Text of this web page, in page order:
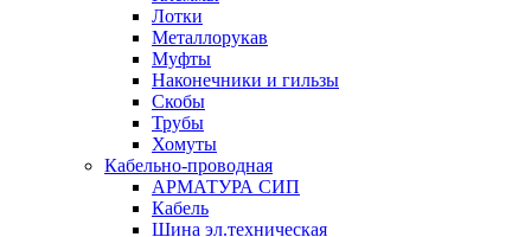
Лотки
Металлорукав
Муфты
Наконечники и гильзы
Скобы
Трубы
Хомуты
Кабельно-проводная
АРМАТУРА СИП
Кабель
Шина эл.техническая